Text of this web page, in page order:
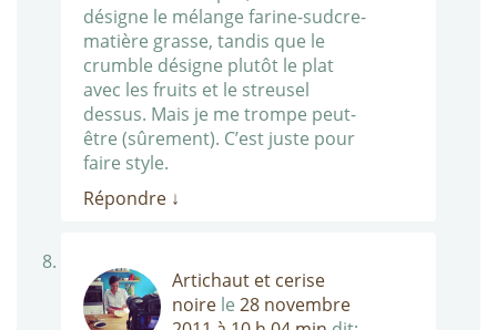
désigne le mélange farine-sudcre-
matière grasse, tandis que le
crumble désigne plutôt le plat
avec les fruits et le streusel
dessus. Mais je me trompe peut-
être (sûrement). C’est juste pour
faire style.
Répondre ↓
Artichaut et cerise
noire le 28 novembre